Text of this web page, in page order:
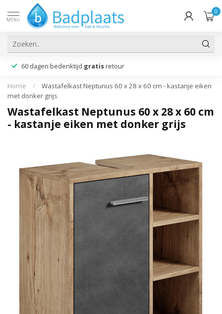
MENU
0
60 dagen bedenktijd gratis retour
Home /
Wastafelkast Neptunus 60 x 28 x 60 cm - kastanje eiken
met donker grijs
Wastafelkast Neptunus 60 x 28 x 60 cm
- kastanje eiken met donker grijs